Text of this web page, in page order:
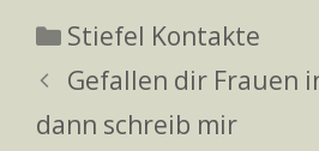
Kategorien
Stiefel Kontakte
Gefallen dir Frauen
dann schreib mir